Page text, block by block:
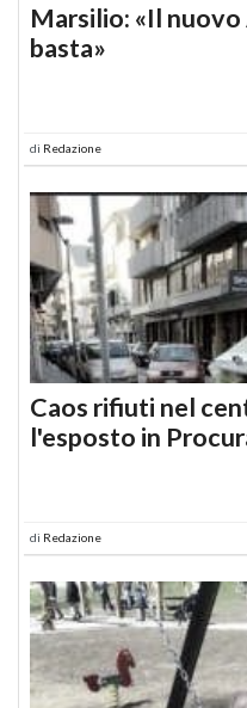
Marsilio: «Il
basta»
di Redazione
Caos rifiuti nel
l'esposto in
di Redazione